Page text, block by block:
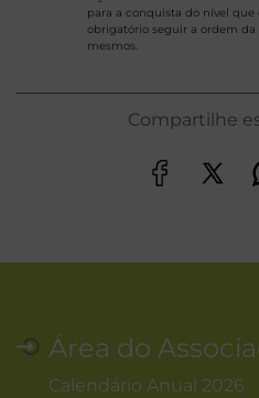
para a conquista do nível que
obrigatório seguir a ordem
mesmos.
Compartilhe
Área do
Calendário Anual 2026